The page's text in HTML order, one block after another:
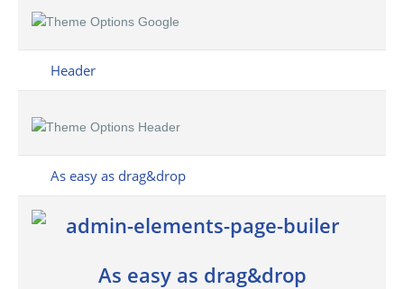
Header
As easy as drag&drop
As easy as drag&drop